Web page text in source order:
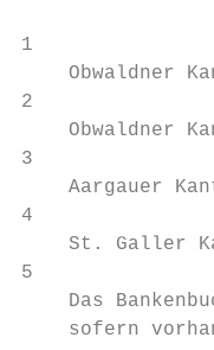
1
Obwaldner
2
Obwaldner
3
Aargauer
4
St. Galler
5
Das
sofern